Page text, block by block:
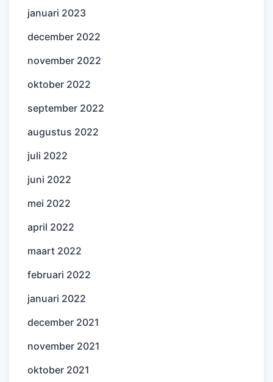
januari 2023
december 2022
november 2022
oktober 2022
september 2022
augustus 2022
juli 2022
juni 2022
mei 2022
april 2022
maart 2022
februari 2022
januari 2022
december 2021
november 2021
oktober 2021